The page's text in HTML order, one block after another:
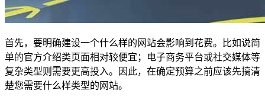
首先，要明确建设一个什么样的网站会影响到花费。比如说简
单的官方介绍类页面相对较便宜；电子商务平台或社交媒体等
复杂类型则需要更高投入。因此，在确定预算之前应该先搞清
楚您需要什么样类型的网站。